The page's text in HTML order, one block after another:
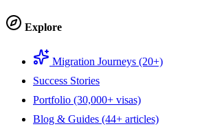
Explore
Migration Journeys (20+)
Success Stories
Portfolio (30,000+ visas)
Blog & Guides (44+ articles)